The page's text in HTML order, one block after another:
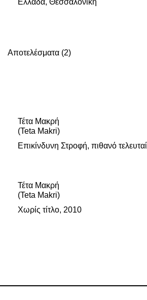
Ελλάδα, Θεσσαλονίκη
Αποτελέσματα (2)
Τέτα Μακρή
(Teta Makri)
Επικίνδυνη Στροφή, πιθανό
Τέτα Μακρή
(Teta Makri)
Χωρίς τίτλο, 2010